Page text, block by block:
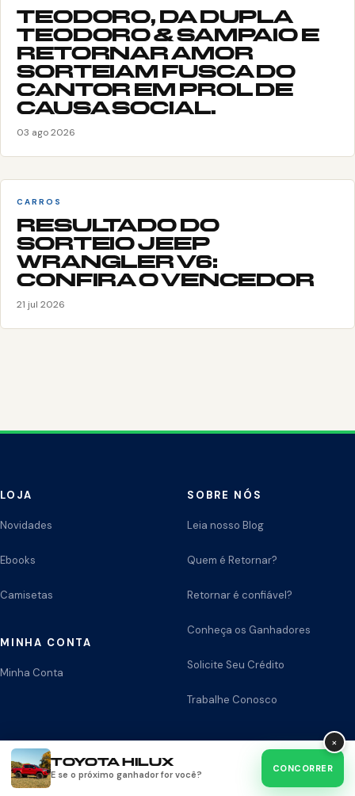
TEODORO, DA DUPLA
TEODORO & SAMPAIO E
RETORNAR AMOR
SORTEIAM FUSCA DO
CANTOR EM PROL DE
CAUSA SOCIAL.
03 ago 2026
CARROS
RESULTADO DO
SORTEIO JEEP
WRANGLER V6:
CONFIRA O VENCEDOR
21 jul 2026
×
TOYOTA HILUX
E se o próximo ganhador for você?
CONCORRER
LOJA
Novidades
Ebooks
Camisetas
MINHA CONTA
Minha Conta
SOBRE NÓS
Leia nosso Blog
Quem é Retornar?
Retornar é confiável?
Conheça os Ganhadores
Solicite Seu Crédito
Trabalhe Conosco
ATENDIMENTO
suporte@retornar.com.br